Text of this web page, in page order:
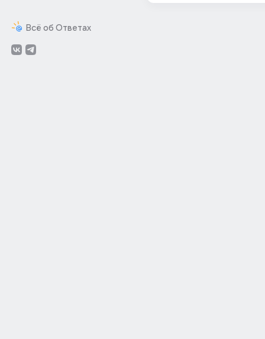
Всё об Ответах